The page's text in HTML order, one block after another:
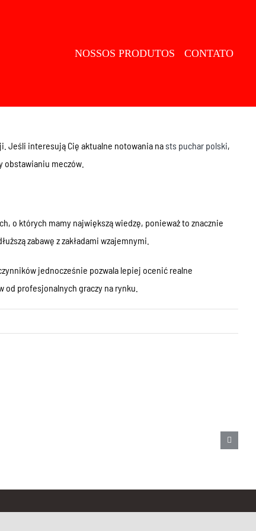
NOSSOS PRODUTOS CONTATO
Jeśli interesują Cię aktualne notowania nasts puchar polski,
obstawianiu meczów.
o których mamy największą wiedzę, ponieważ to znacznie
zabawę z zakładami wzajemnymi.
jednocześnie pozwala lepiej ocenić realne
profesjonalnych graczy na rynku.